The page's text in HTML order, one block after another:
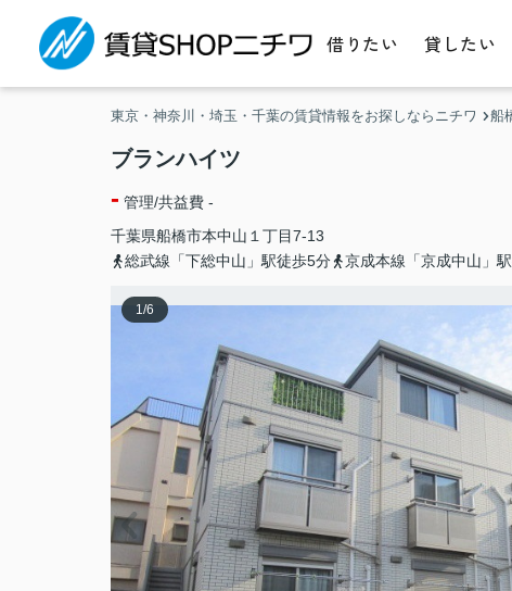
借りたい 貸したい
東京・神奈川・埼玉・千葉の賃貸情報をお探しならニチワ 船
ブランハイツ
- 管理/共益費 -
千葉県船橋市本中山 １丁目7-13
総武線「下総中山」駅徒歩5分
京成本線「京成中山」
1/6